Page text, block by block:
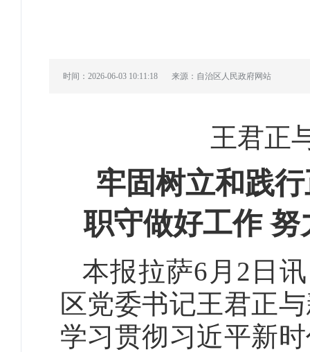
时间：2026-06-03 10:11:18 来源：自治区人民政府网站
王君正
牢固树立和践
职守做好工作
本报拉萨6月2日
区党委书记王君正
学习贯彻习近平新